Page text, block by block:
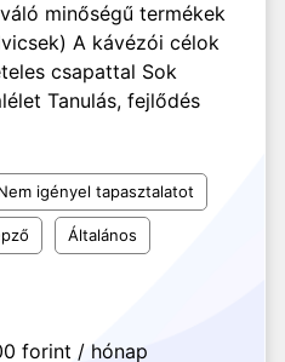
minőségű termékek
A kávézói célok
csapattal Sok
Tanulás, fejlődés
igényel tapasztalatot
Általános
forint / hónap